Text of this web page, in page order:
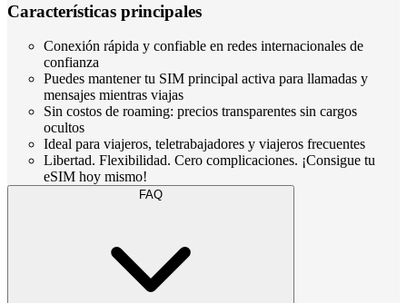
Características principales
Conexión rápida y confiable en redes internacionales de
confianza
Puedes mantener tu SIM principal activa para llamadas y
mensajes mientras viajas
Sin costos de roaming: precios transparentes sin cargos
ocultos
Ideal para viajeros, teletrabajadores y viajeros frecuentes
Libertad. Flexibilidad. Cero complicaciones. ¡Consigue tu
eSIM hoy mismo!
FAQ